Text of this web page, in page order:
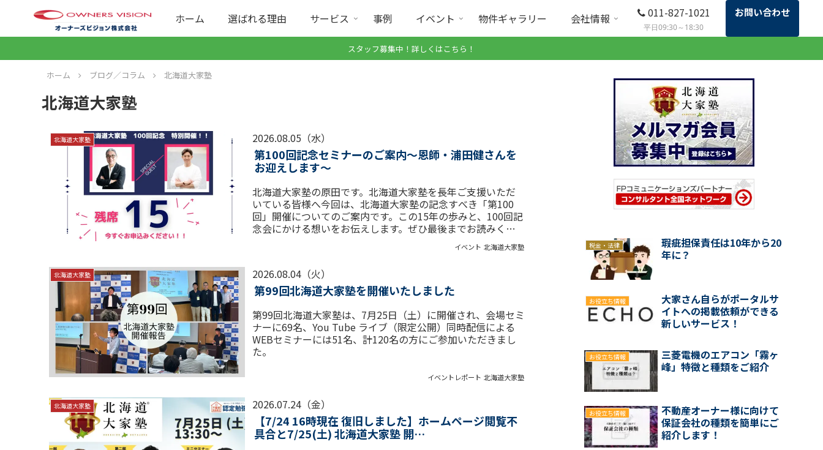
ホーム 選ばれる理由 サービス 事例 イベント 物件ギャラリー 会社情報 011-827-1021
平日09:30～18:30
お問い合わせ
スタッフ募集中！詳しくはこちら！
ホーム ブログ／コラム 北海道大家塾
北海道大家塾
北海道大家塾 2026.08.05（水）
第100回記念セミナーのご案内〜恩師・浦田健さんを
お迎えします〜
北海道大家塾の原田です。北海道大家塾を長年ご支援いただ
いている皆様へ今回は、北海道大家塾の記念すべき「第100
回」開催についてのご案内です。この15年の歩みと、100回記
念会にかける想いをお伝えします。ぜひ最後までお読みくだ
イベント 北海道大家塾
北海道大家塾 2026.08.04（火）
第99回北海道大家塾を開催いたしました
第99回北海道大家塾は、7月25日（土）に開催され、会場セミ
ナーに69名、You Tube ライブ（限定公開）同時配信による
WEBセミナーには51名、計120名の方にご参加いただきまし
た。
イベントレポート 北海道大家塾
北海道大家塾 2026.07.24（金）
【7/24 16時現在 復旧しました】ホームページ閲覧不
具合と7/25(土) 北海道大家塾 開…
税金・法律
瑕疵担保責任は10年から20
年に？
お役立ち情報
大家さん自らがポータルサ
イトへの掲載依頼ができる
新しいサービス！
お役立ち情報
三菱電機のエアコン「霧ヶ
峰」特徴と種類をご紹介
お役立ち情報
不動産オーナー様に向けて
保証会社の種類を簡単にご
紹介します！